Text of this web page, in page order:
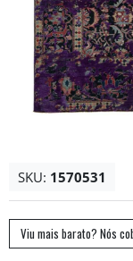
SKU: 1570531
Viu mais barato? Nós